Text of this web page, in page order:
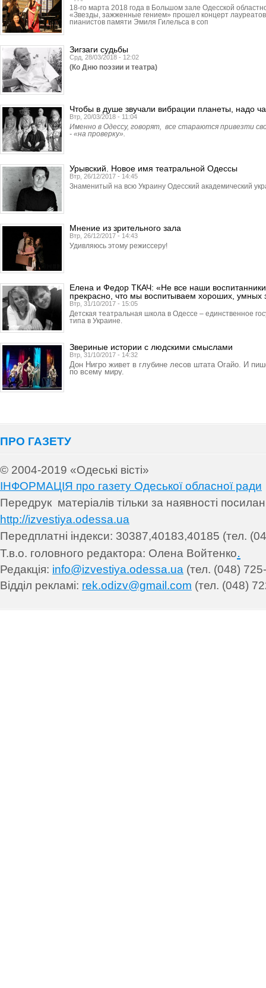
18-го марта 2018 года в Большом зале Одесской
«Звезды, зажженные гением» прошел концерт
пианистов памяти Эмиля Гилельса в соп
Зигзаги судьбы
Срд, 28/03/2018 - 12:02
(Ко Дню поэзии и театра)
Чтобы в душе звучали вибрации планеты, надо
Втр, 20/03/2018 - 11:04
Именно в Одессу, говорят, все стараются привезти
- «на проверку».
Урывский. Новое имя театральной Одессы
Втр, 26/12/2017 - 14:45
Знаменитый на всю Украину Одесский академический
Мнение из зрительного зала
Втр, 26/12/2017 - 14:43
Удивляюсь этому режиссеру!
Елена и Федор ТКАЧ: «Не все наши
прекрасно, что мы воспитываем хороших, умных
Втр, 31/10/2017 - 15:05
Детская театральная школа в Одессе – единственное
типа в Украине.
Звериные истории с людскими смыслами
Втр, 31/10/2017 - 14:32
Дон Нигро живет в глубине лесов штата Огайо. И
по всему миру.
ПРО ГАЗЕТУ
© 2004-2019 «Одеські вісті»
ІНФОРМАЦІЯ про газету Одеської обласної ради
Передрук матеріалів тільки за наявності
http://izvestiya.odessa.ua
Передплатні індекси: 30387,40183,40185 (тел.
Т.в.о. головного редактора: Олена Войтенко.
Редакція: info@izvestiya.odessa.ua (тел. (048)
Відділ рекламі: rek.odizv@gmail.com (тел. (048)